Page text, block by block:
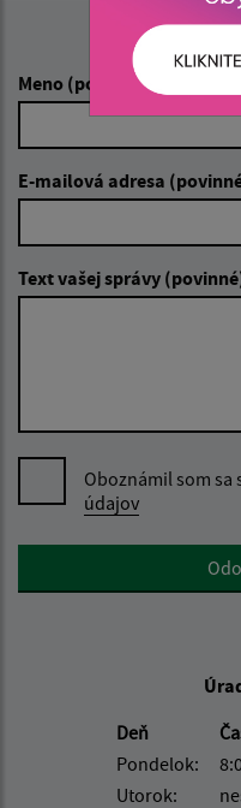
Meno (povinné)
E-mailová adresa
Text vašej správy
Oboznámil som sa
údajov
Google reCaptcha Response
Deň
Pondelok:
Utorok: